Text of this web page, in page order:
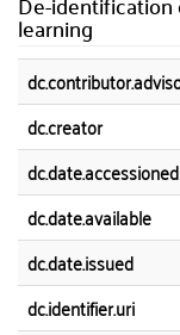
learning
dc.creator
dc.date.accessioned
dc.date.available
dc.date.issued
dc.identifier.uri